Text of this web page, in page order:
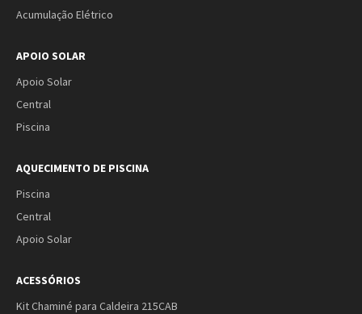
Acumulação Elétrico
APOIO SOLAR
Apoio Solar
Central
Piscina
AQUECIMENTO DE PISCINA
Piscina
Central
Apoio Solar
ACESSÓRIOS
Kit Chaminé para Caldeira 215CAB